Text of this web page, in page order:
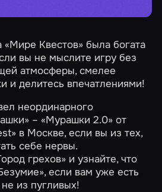
Квестов» была богата
вы не мыслите игру без
атмосферы, смелее
и делитесь впечатлениями!
неординарного
– «Мурашки 2.0» от
в Москве, если вы из тех,
себе нервы.
грехов» и узнайте, что
, если вам уже есть
из пугливых!